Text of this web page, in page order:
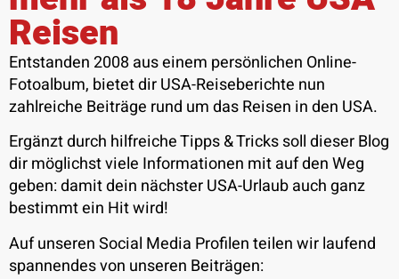
Reisen
Entstanden 2008 aus einem persönlichen Online-
Fotoalbum, bietet dir USA-Reiseberichte nun
zahlreiche Beiträge rund um das Reisen in den USA.
Ergänzt durch hilfreiche Tipps & Tricks soll dieser Blog
dir möglichst viele Informationen mit auf den Weg
geben: damit dein nächster USA-Urlaub auch ganz
bestimmt ein Hit wird!
Auf unseren Social Media Profilen teilen wir laufend
spannendes von unseren Beiträgen: